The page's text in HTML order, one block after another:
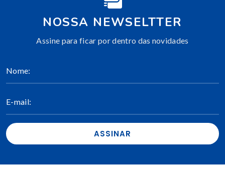
NOSSA NEWSELTTER
Assine para ficar por dentro das novidades
ASSINAR